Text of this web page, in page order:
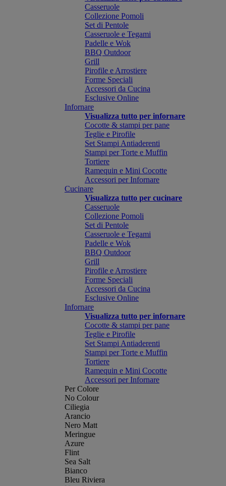
Casseruole
Collezione Pomoli
Set di Pentole
Casseruole e Tegami
Padelle e Wok
BBQ Outdoor
Grill
Pirofile e Arrostiere
Forme Speciali
Accessori da Cucina
Esclusive Online
Infornare
Visualizza tutto per infornare
Cocotte & stampi per pane
Teglie e Pirofile
Set Stampi Antiaderenti
Stampi per Torte e Muffin
Tortiere
Ramequin e Mini Cocotte
Accessori per Infornare
Cucinare
Visualizza tutto per cucinare
Casseruole
Collezione Pomoli
Set di Pentole
Casseruole e Tegami
Padelle e Wok
BBQ Outdoor
Grill
Pirofile e Arrostiere
Forme Speciali
Accessori da Cucina
Esclusive Online
Infornare
Visualizza tutto per infornare
Cocotte & stampi per pane
Teglie e Pirofile
Set Stampi Antiaderenti
Stampi per Torte e Muffin
Tortiere
Ramequin e Mini Cocotte
Accessori per Infornare
Per Colore
No Colour
Ciliegia
Arancio
Nero Matt
Meringue
Azure
Flint
Sea Salt
Bianco
Bleu Riviera